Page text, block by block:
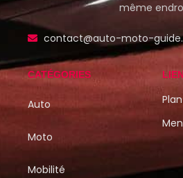
même
contact@auto-moto-
CATÉGORIES
Auto
Moto
Mobilité